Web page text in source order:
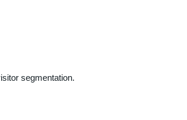
segmentation.